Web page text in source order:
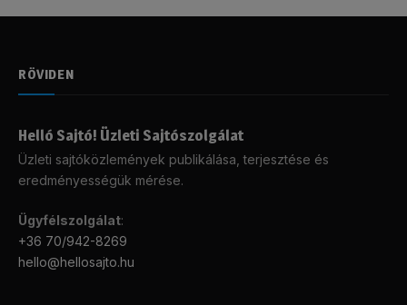
RÖVIDEN
Helló Sajtó! Üzleti Sajtószolgálat
Üzleti sajtóközlemények publikálása, terjesztése és
eredményességük mérése.
Ügyfélszolgálat:
+36 70/942-8269
hello@hellosajto.hu